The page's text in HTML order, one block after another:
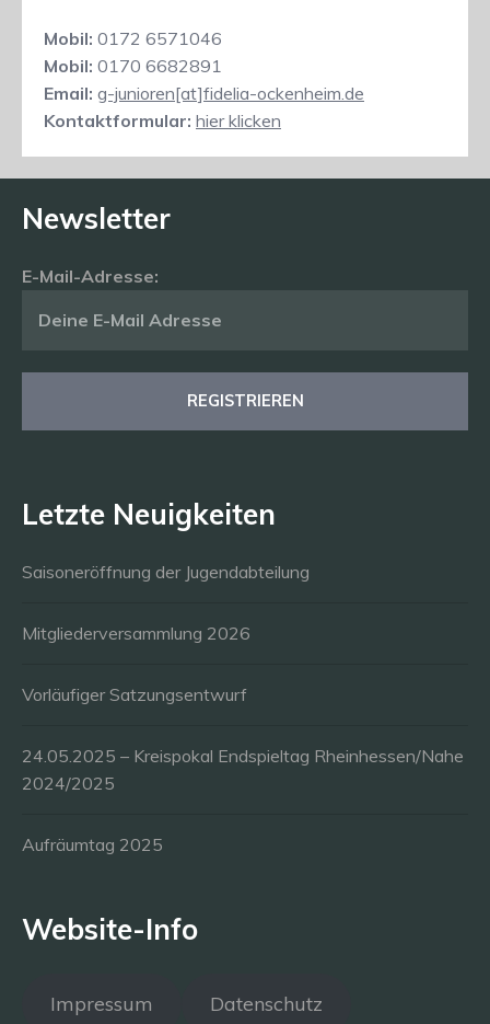
Mobil: 0172 6571046
Mobil: 0170 6682891
Email: g-junioren[at]fidelia-ockenheim.de
Kontaktformular: hier klicken
Newsletter
E-Mail-Adresse:
Letzte Neuigkeiten
Saisoneröffnung der Jugendabteilung
Mitgliederversammlung 2026
Vorläufiger Satzungsentwurf
24.05.2025 – Kreispokal Endspieltag Rheinhessen/Nahe
2024/2025
Aufräumtag 2025
Website-Info
Impressum Datenschutz